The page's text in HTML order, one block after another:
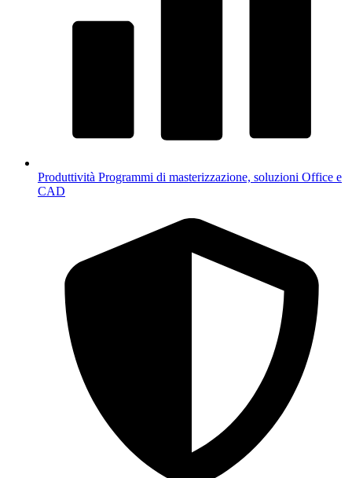
Produttività Programmi di masterizzazione, soluzioni Office e
CAD